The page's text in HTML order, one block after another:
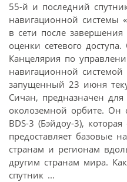
55-й и последний
навигационной системы
в сети после
оценки сетевого
Канцелярия по
навигационной
запущенный 23 июня
Сичан, предназначен
околоземной орбите. Он
BDS-3 (Бэйдоу-3),
предоставляет базовые
странам и регионам
другим странам мира.
спутник ...